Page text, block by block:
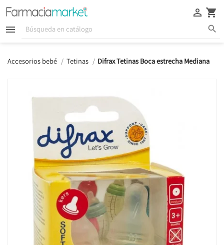
  
 
Accesorios bebé Tetinas Difrax Tetinas Boca estrecha Mediana